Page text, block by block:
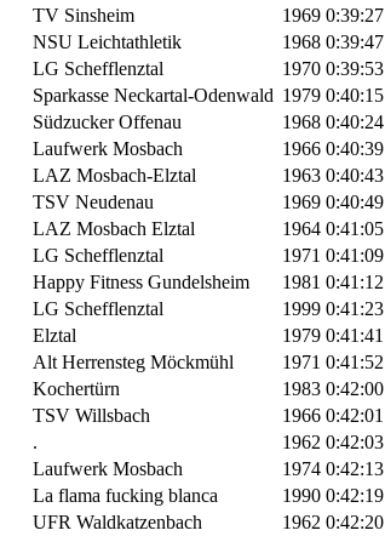
TV Sinsheim 1969 0:39:27
NSU Leichtathletik 1968 0:39:47
LG Schefflenztal 1970 0:39:53
Sparkasse Neckartal-Odenwald 1979 0:40:15
Südzucker Offenau 1968 0:40:24
Laufwerk Mosbach 1966 0:40:39
LAZ Mosbach-Elztal 1963 0:40:43
TSV Neudenau 1969 0:40:49
LAZ Mosbach Elztal 1964 0:41:05
LG Schefflenztal 1971 0:41:09
Happy Fitness Gundelsheim 1981 0:41:12
LG Schefflenztal 1999 0:41:23
Elztal 1979 0:41:41
Alt Herrensteg Möckmühl 1971 0:41:52
Kochertürn 1983 0:42:00
TSV Willsbach 1966 0:42:01
. 1962 0:42:03
Laufwerk Mosbach 1974 0:42:13
La flama fucking blanca 1990 0:42:19
UFR Waldkatzenbach 1962 0:42:20